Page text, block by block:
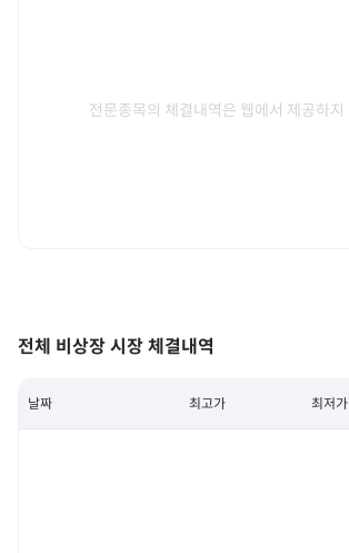
전문종목의 체결내역은 웹에서 제공하지
전체 비상장 시장 체결내역
날짜 최고가 최저가